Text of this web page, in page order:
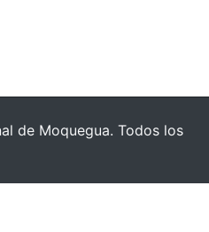
de Moquegua. Todos los